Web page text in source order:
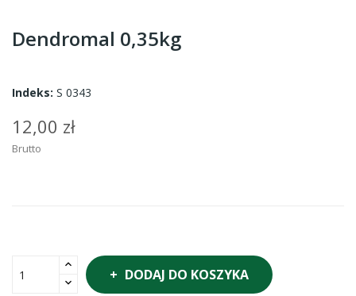
Dendromal 0,35kg
Indeks: S 0343
12,00 zł
Brutto
DODAJ DO KOSZYKA